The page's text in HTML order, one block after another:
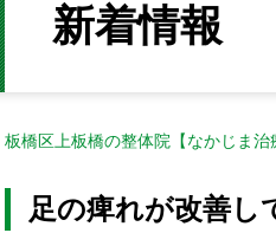
新着情報
板橋区上板橋の整体院【なかじま治
足の痺れが改善し